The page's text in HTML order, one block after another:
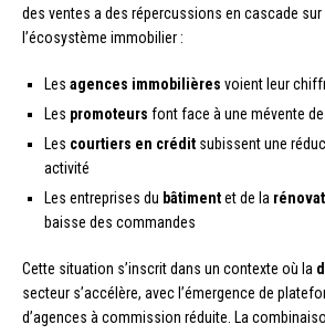
des ventes a des répercussions en cascade sur
l’écosystème immobilier :
Les agences immobilières voient leur
Les promoteurs font face à une mévente
Les courtiers en crédit subissent une
activité
Les entreprises du bâtimentet de la
baisse des commandes
Cette situation s’inscrit dans un contexte où la
secteur s’accélère, avec l’émergence de
d’agences à commission réduite. La